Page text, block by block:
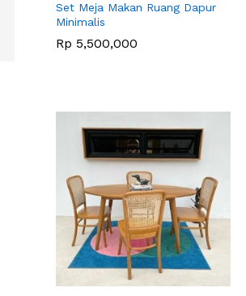
Set Meja Makan Ruang Dapur
Minimalis
Rp 5,500,000
Rp 5,500,000